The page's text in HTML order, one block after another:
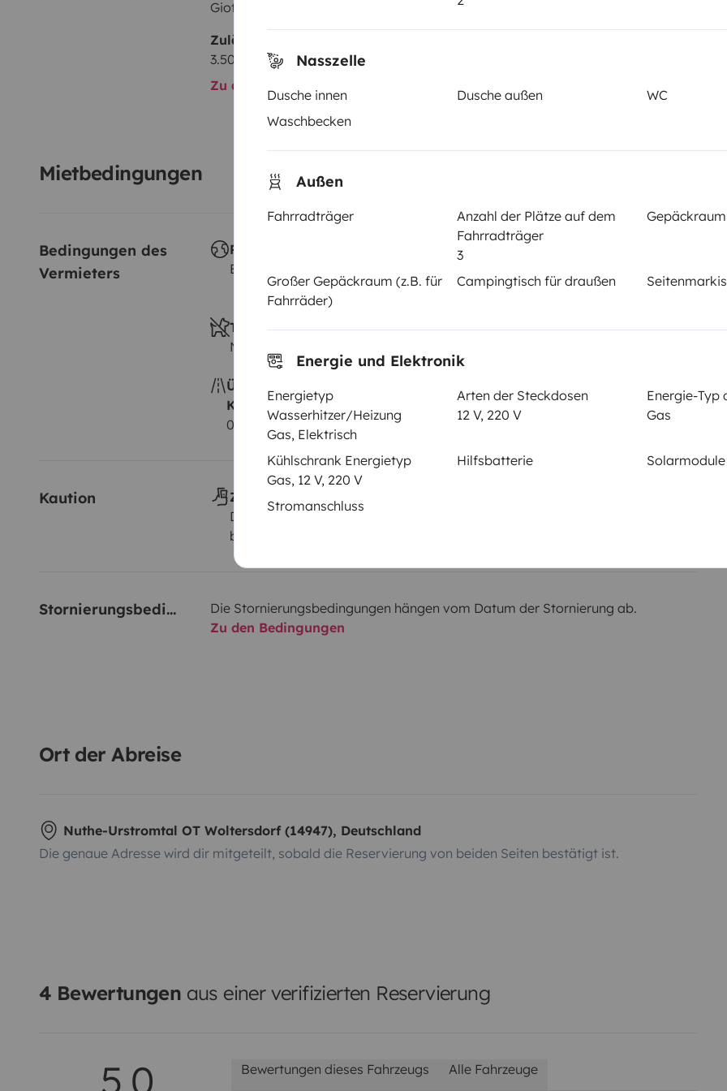
Nasszelle
Dusche innen Dusche außen
WC
Waschbecken
Außen
Fahrradträger
Anzahl der Plätze auf dem
Fahrradträger
3
Gepäckraum
Großer Gepäckraum (z.B. für
Fahrräder)
Campingtisch für draußen
Energie und Elektronik
Energietyp
Wasserhitzer/Heizung
Gas, Elektrisch
Arten der Steckdosen
12 V, 220 V
Energie-Typ
Gas
Kühlschrank Energietyp
Gas, 12 V, 220 V
Hilfsbatterie Solarmodule
Stromanschluss
Giottiline
Zulässiges Gesamtgewicht:
3.500 kg
Zu allen technischen Details
Mietbedingungen
Bedingungen des
Vermieters
Reisen im Ausland
Erlaubt
Führerschein (Vorder- und
B-Klasse
Tiere erlaubt
Nicht erlaubt
Rauchen erlaubt
Überschreitung der
Kilometerpauschale
0,35 € pro zusätzlichem km
Kaution
Zahlungsweise(n) der Kaution
Direkt vom Eigentümer verwaltet,
banküberweisung
Stornierungsbedingungen
Die Stornierungsbedingungen hängen vom Datum der Stornierung ab.
Zu den Bedingungen
Ort der Abreise
Nuthe-Urstromtal OT Woltersdorf (14947), Deutschland
Die genaue Adresse wird dir mitgeteilt, sobald die Reservierung von beiden Seiten bestätigt ist.
4 Bewertungen aus einer verifizierten Reservierung
5,0 Bewertungen dieses Fahrzeugs Alle Fahrzeuge